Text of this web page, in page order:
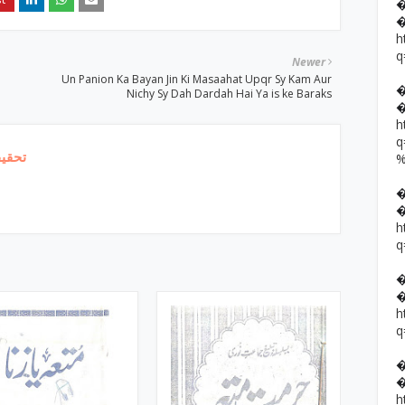
Newer
Un Panion Ka Bayan Jin Ki Masaahat Upqr Sy Kam Aur
Nichy Sy Dah Dardah Hai Ya is ke Baraks